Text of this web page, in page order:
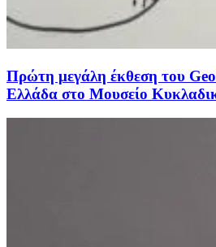
Πρώτη μεγάλη έκθεση του
Ελλάδα στο Μουσείο